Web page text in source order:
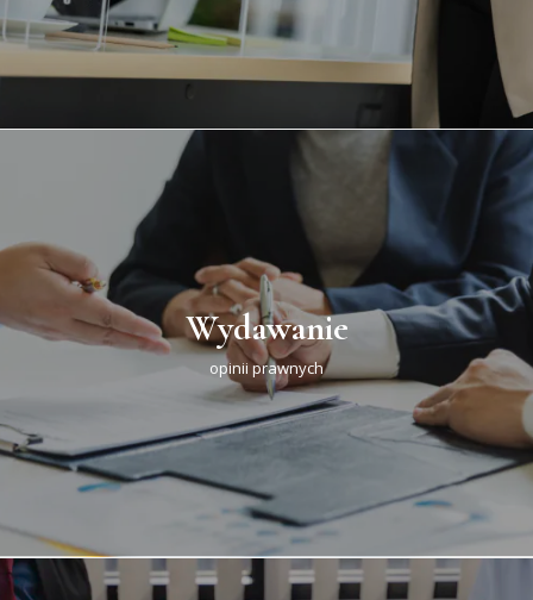
Wydawanie
opinii prawnych